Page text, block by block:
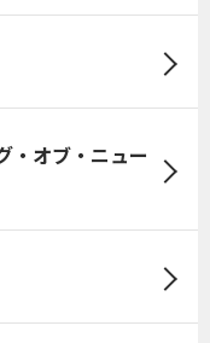
・オブ・ニュー